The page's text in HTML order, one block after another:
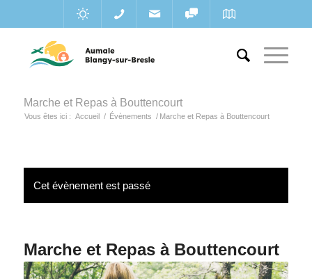
Marche et Repas à Bouttencourt
Vous êtes ici : Accueil / Évènements / Marche et Repas à Bouttencourt
Cet évènement est passé
Marche et Repas à Bouttencourt